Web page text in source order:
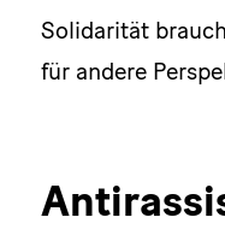
Solidarität
für andere